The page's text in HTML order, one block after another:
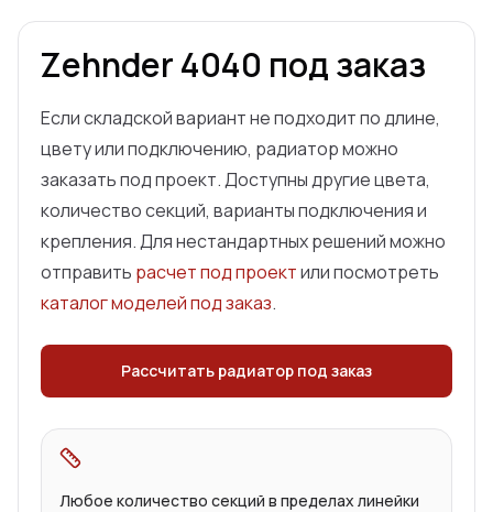
Zehnder4040 под заказ
Если складской вариант не подходит по длине,
цвету или подключению, радиатор можно
заказать под проект. Доступны другие цвета,
количество секций, варианты подключения и
крепления. Для нестандартных решений можно
отправить расчет под проектили посмотреть
каталог моделей под заказ.
Рассчитать радиатор под заказ
Любое количество секций в пределах линейки